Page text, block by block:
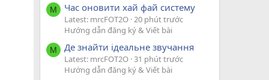
M Час оновити хай фай систему
Latest: mrcFOT2O 20 phút trước
Hướng dẫn đăng ký & Viết bài
M Де знайти ідеальне звучання
Latest: mrcFOT2O 31 phút trước
Hướng dẫn đăng ký & Viết bài